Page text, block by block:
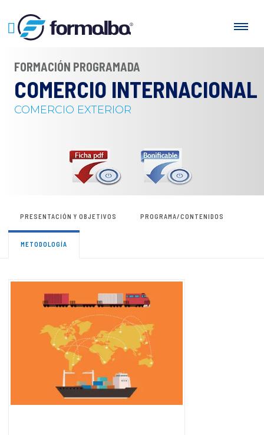
FORMACIÓN PROGRAMADA
COMERCIO INTERNACIONAL
COMERCIO EXTERIOR
PRESENTACIÓN Y OBJETIVOS PROGRAMA/CONTENIDOS
METODOLOGÍA